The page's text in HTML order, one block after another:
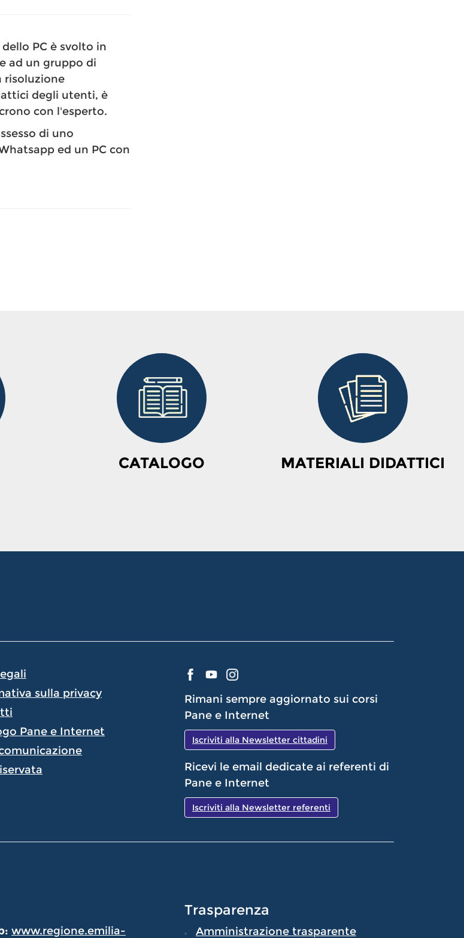
PC è svolto in
ad un gruppo di
risoluzione
degli utenti, è
con l'esperto.
di uno
ed un PC con
CATALOGO MATERIALI DIDATTICI
sulla privacy
Pane e Internet
Rimani sempre aggiornato sui corsi
Pane e Internet
Iscriviti alla Newsletter cittadini
Ricevi le email dedicate ai referenti di
Pane e Internet
Iscriviti alla Newsletter referenti
www.regione.emilia-
Trasparenza
Amministrazione trasparente